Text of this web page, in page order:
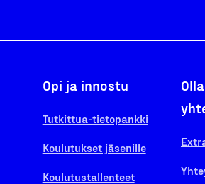
Opi ja innostu
Tutkittua-tietopankki
Koulutukset jäsenille
Koulutustallenteet